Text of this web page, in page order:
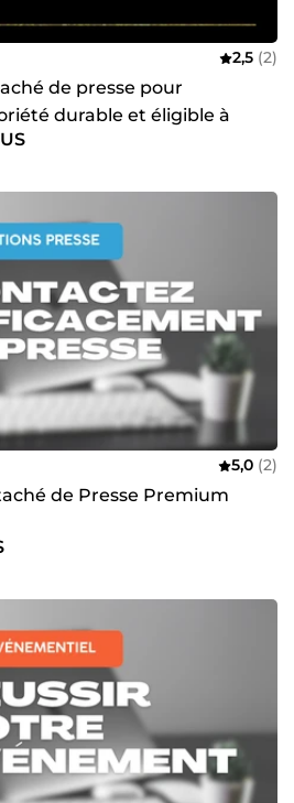
2,5 (2)
de presse pour
durable et éligible à
5,0 (2)
de Presse Premium